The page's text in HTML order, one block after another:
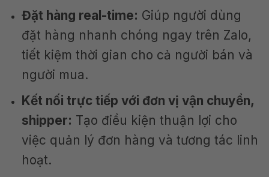
Đặt hàng real-time: Giúp người dùng
đặt hàng nhanh chóng ngay trên Zalo,
tiết kiệm thời gian cho cả người bán và
người mua.
Kết nối trực tiếp với đơn vị vận chuyển,
shipper: Tạo điều kiện thuận lợi cho
việc quản lý đơn hàng và tương tác linh
hoạt.